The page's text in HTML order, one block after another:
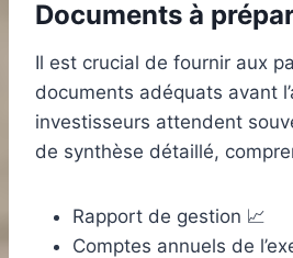
Documents à
Il est crucial de fournir aux
documents adéquats avant
investisseurs attendent
de synthèse détaillé,
Rapport de gestion 📈
Comptes annuels de